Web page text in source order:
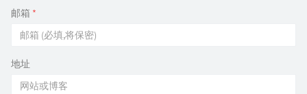
邮箱 *
地址